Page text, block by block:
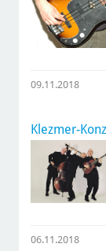
09.11.2018
Klezmer-
06.11.2018